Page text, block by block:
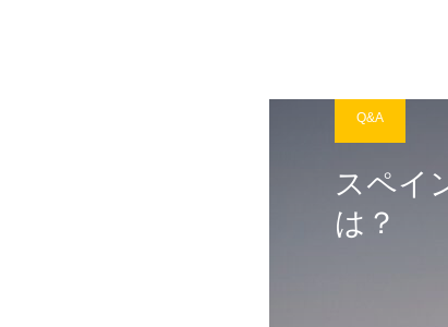
Q&A
スペイ
は？